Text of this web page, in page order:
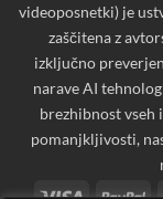
videoposnetki) je
zaščitena z
izključno
narave AI
brezhibnost vseh
pomanjkljivosti,
Visa